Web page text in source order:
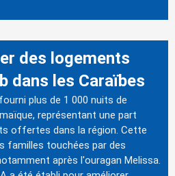
des logements
dans les Caraïbes
plus de 1 000 nuits de
représentant une part
offertes dans la région. Cette
familles touchées par des
après l'ouragan Melissa.